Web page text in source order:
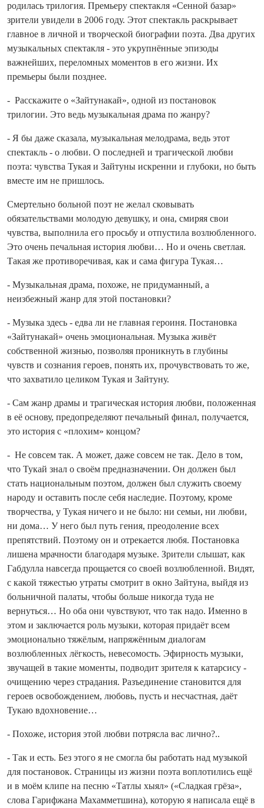
родилась трилогия. Премьеру спектакля «Сенной базар»
зрители увидели в 2006 году. Этот спектакль раскрывает
главное в личной и творческой биографии поэта. Два других
музыкальных спектакля - это укрупнённые эпизоды
важнейших, переломных моментов в его жизни. Их
премьеры были позднее.
- Расскажите о «Зайтунакай», одной из постановок
трилогии. Это ведь музыкальная драма по жанру?
- Я бы даже сказала, музыкальная мелодрама, ведь этот
спектакль - о любви. О последней и трагической любви
поэта: чувства Тукая и Зайтуны искренни и глубоки, но быть
вместе им не пришлось.
Смертельно больной поэт не желал сковывать
обязательствами молодую девушку, и она, смиряя свои
чувства, выполнила его просьбу и отпустила возлюбленного.
Это очень печальная история любви… Но и очень светлая.
Такая же противоречивая, как и сама фигура Тукая…
- Музыкальная драма, похоже, не придуманный, а
неизбежный жанр для этой постановки?
- Музыка здесь - едва ли не главная героиня. Постановка
«Зайтунакай» очень эмоциональная. Музыка живёт
собственной жизнью, позволяя проникнуть в глубины
чувств и сознания героев, понять их, прочувствовать то же,
что захватило целиком Тукая и Зайтуну.
- Сам жанр драмы и трагическая история любви, положенная
в её основу, предопределяют печальный финал, получается,
это история с «плохим» концом?
- Не совсем так. А может, даже совсем не так. Дело в том,
что Тукай знал о своём предназначении. Он должен был
стать национальным поэтом, должен был служить своему
народу и оставить после себя наследие. Поэтому, кроме
творчества, у Тукая ничего и не было: ни семьи, ни любви,
ни дома… У него был путь гения, преодоление всех
препятствий. Поэтому он и отрекается любя. Постановка
лишена мрачности благодаря музыке. Зрители слышат, как
Габдулла навсегда прощается со своей возлюбленной. Видят,
с какой тяжестью утраты смотрит в окно Зайтуна, выйдя из
больничной палаты, чтобы больше никогда туда не
вернуться… Но оба они чувствуют, что так надо. Именно в
этом и заключается роль музыки, которая придаёт всем
эмоционально тяжёлым, напряжённым диалогам
возлюбленных лёгкость, невесомость. Эфирность музыки,
звучащей в такие моменты, подводит зрителя к катарсису -
очищению через страдания. Разъединение становится для
героев освобождением, любовь, пусть и несчастная, даёт
Тукаю вдохновение…
- Похоже, история этой любви потрясла вас лично?..
- Так и есть. Без этого я не смогла бы работать над музыкой
для постановок. Страницы из жизни поэта воплотились ещё
и в моём клипе на песню «Татлы хыял» («Сладкая грёза»,
слова Гарифжана Махамметшина), которую я написала ещё в